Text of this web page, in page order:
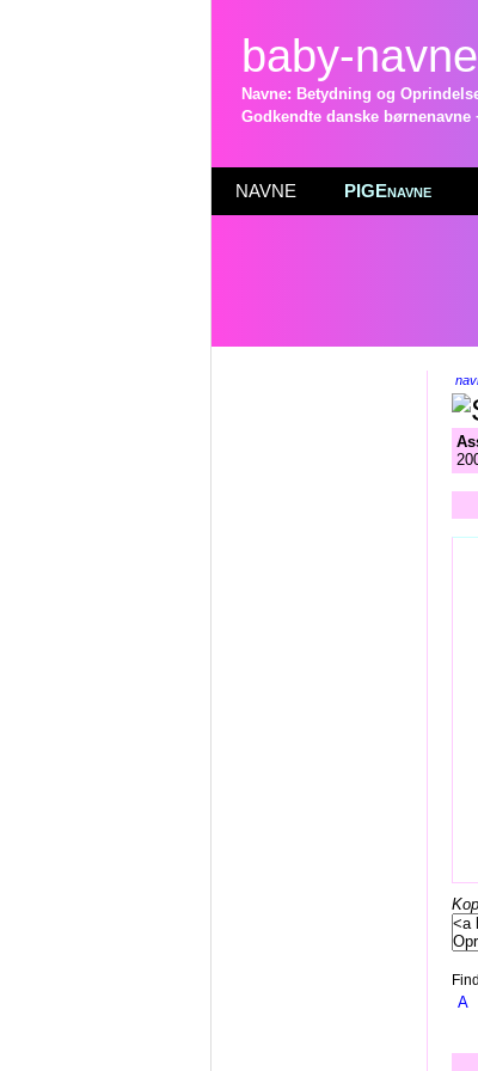
baby-
Navne: Betydning og
Godkendte danske
NAVNE PIGEnavne
A